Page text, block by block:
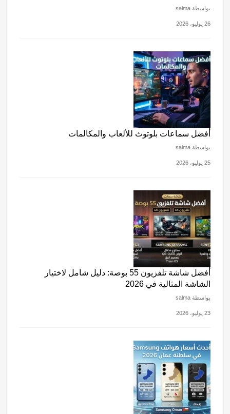
بواسطة salma
26 يوليو، 2026
أفضل سماعات بلوتوث للألعاب والمكالمات
بواسطة salma
25 يوليو، 2026
أفضل شاشة تلفزيون 55 بوصة: دليل شامل لاختيار
الشاشة المثالية في 2026
بواسطة salma
23 يوليو، 2026